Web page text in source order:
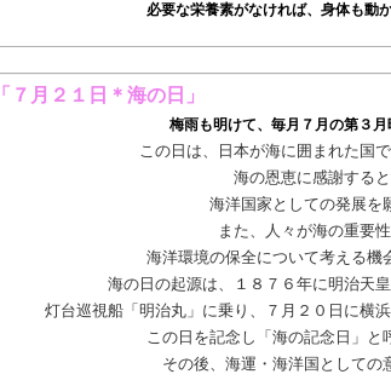
必要な栄養素がなければ、身体も動
「７月２１日＊海の日」
梅雨も明けて、毎月７月の第３月
この日は、日本が海に囲まれた国
海の恩恵に感謝する
海洋国家としての発展を
また、人々が海の重要
海洋環境の保全について考える機
海の日の起源は、１８７６年に明治天
灯台巡視船「明治丸」に乗り、７月２０日に横
この日を記念し「海の記念日」と
その後、海運・海洋国としての